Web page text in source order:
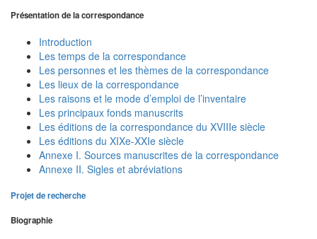
Présentation de la correspondance
Introduction
Les temps de la correspondance
Les personnes et les thèmes de la correspondance
Les lieux de la correspondance
Les raisons et le mode d’emploi de l’inventaire
Les principaux fonds manuscrits
Les éditions de la correspondance du XVIIIe siècle
Les éditions du XIXe-XXIe siècle
Annexe I. Sources manuscrites de la correspondance
Annexe II. Sigles et abréviations
Projet de recherche
Biographie